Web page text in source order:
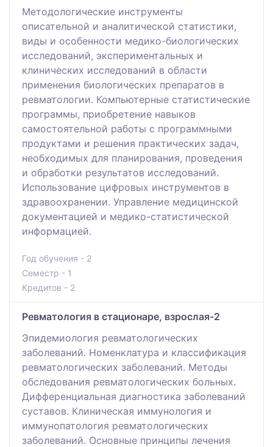
Методологические инструменты
описательной и аналитической статистики,
виды и особенности медико-биологических
исследований, экспериментальных и
клинических исследований в области
применения биологических препаратов в
ревматологии. Компьютерные статистические
программы, приобретение навыков
самостоятельной работы с программными
продуктами и решения практических задач,
необходимых для планирования, проведения
и обработки результатов исследований.
Использование цифровых инструментов в
здравоохранении. Управление медицинской
документацией и медико-статистической
информацией.
Год обучения - 2
Семестр - 1
Кредитов - 2
Ревматология в стационаре, взрослая-2
Эпидемиология ревматологических
заболеваний. Номенклатура и классификация
ревматологических заболеваний. Методы
обследования ревматологических больных.
Дифференциальная диагностика заболеваний
суставов. Клиническая иммунология и
иммунопатология ревматологических
заболеваний. Основные принципы лечения